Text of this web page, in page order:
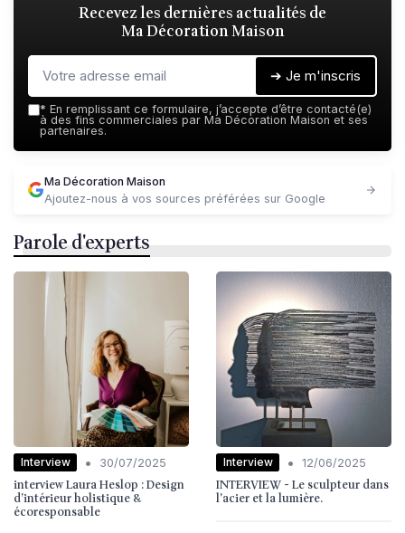
Recevez les dernières actualités de
Ma Décoration Maison
➔ Je m'inscris
* En remplissant ce formulaire, j’accepte d’être contacté(e)
à des fins commerciales par Ma Décoration Maison et ses
partenaires.
Ma Décoration Maison
Ajoutez-nous à vos sources préférées sur Google
Parole d'experts
Interview • 30/07/2025
interview Laura Heslop : Design
d’intérieur holistique &
écoresponsable
Interview • 12/06/2025
INTERVIEW - Le sculpteur dans
l'acier et la lumière.